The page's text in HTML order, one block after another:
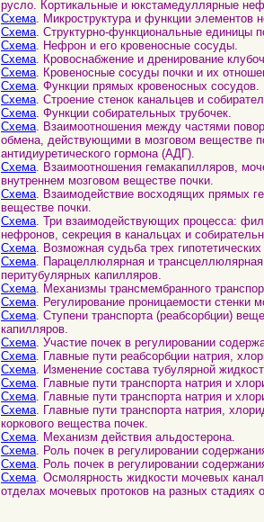
русло. Кортикальные и юкстамедуллярные
Схема. Микроструктура и функции элементов
Схема. Структурно-функциональные единицы
Схема. Нефрон и его кровеносные сосуды.
Схема. Кровоснабжение и дренирование
Схема. Кровеносные сосуды почки и их
Схема. Функции прямых кровеносных сосудов.
Схема. Строение стенок канальцев и
Схема. Функции собирательных трубочек.
Схема. Взаимоотношения между частями
обмена, действующими в мозговом веществе
антидиуретического гормона (АДГ).
Схема. Взаимоотношения гемакапилляров,
внутреннем мозговом веществе почки.
Схема. Взаимодействие восходящих прямых
веществе почки.
Схема. Три взаимодействующих процесса:
нефронов, секреция в канальцах и
Схема. Возможная судьба трех
Схема. Парацеллюлярная и
перитубулярных капилляров.
Схема. Механизмы трансмембранного
Схема. Регулирование проницаемости стенки
Схема. Ступени транспорта (реабсорбции)
капилляров.
Схема. Участие почек в регулировании
Схема. Главные пути реабсорбции натрия,
Схема. Изменение состава тубулярной
Схема. Главные пути транспорта натрия и
Схема. Главные пути транспорта натрия и
Схема. Главные пути транспорта натрия,
коркового вещества почек.
Схема. Механизм действия альдостерона.
Схема. Роль почек в регулировании
Схема. Роль почек в регулировании
Схема. Осмолярность жидкости мочевых
отделах мочевых протоков на разных стадиях